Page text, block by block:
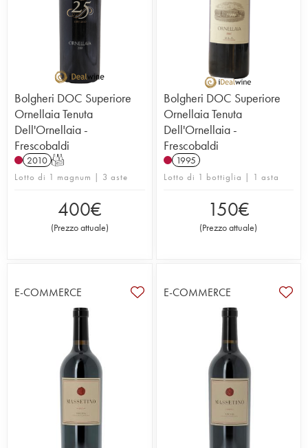
Bolgheri DOC Superiore
Ornellaia Tenuta
Dell'Ornellaia -
Frescobaldi
2010 T
Lotto di 1 magnum | 3 aste
400€
(Prezzo attuale)
Bolgheri DOC Superiore
Ornellaia Tenuta
Dell'Ornellaia -
Frescobaldi
1995
Lotto di 1 bottiglia | 1 asta
150€
(Prezzo attuale)
E-COMMERCE E-COMMERCE